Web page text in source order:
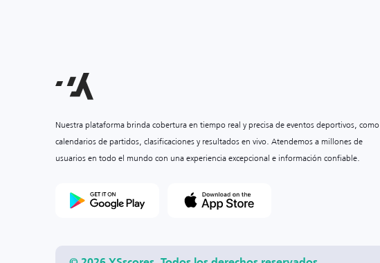
Nuestra plataforma brinda cobertura en tiempo real y precisa de eventos deportivos, como
calendarios de partidos, clasificaciones y resultados en vivo. Atendemos a millones de
usuarios en todo el mundo con una experiencia excepcional e información confiable.